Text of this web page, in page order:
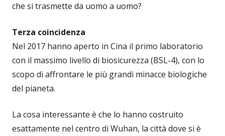
che si trasmette da uomo a uomo?
Terza coincidenza
Nel 2017 hanno aperto in Cina il primo laboratorio
con il massimo livello di biosicurezza (BSL-4), con lo
scopo di affrontare le più grandi minacce biologiche
del pianeta.
La cosa interessante è che lo hanno costruito
esattamente nel centro di Wuhan, la città dove si è